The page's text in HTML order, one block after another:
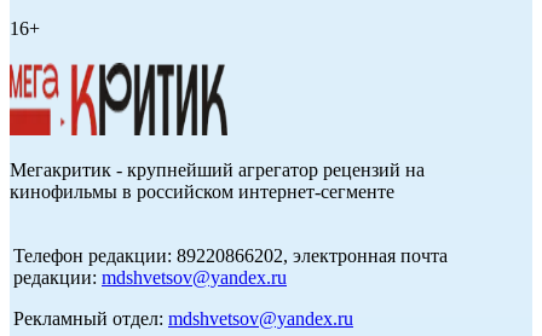
16+
Мегакритик - крупнейший агрегатор рецензий на
кинофильмы в российском интернет-сегменте
Телефон редакции: 89220866202, электронная почта
редакции: mdshvetsov@yandex.ru
Рекламный отдел: mdshvetsov@yandex.ru